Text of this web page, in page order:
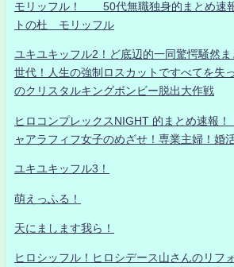
モリッフル！ 50代無職独身的まとめ速
トの杜 モリッフル
ユキユキッフル2！ど底辺的一同驚愕騒然
世代！人生の強制ロスカットですべてを失
のクリスタルキングボンビー脱出大作戦
ヒロコンプレックスNIGHT 的まとめ速報
ャアラフィフ女子のめざせ！専業主婦！婚
ユキユキッフル3！
萌えっふる！
天にまします我ら！
ヒロシッフル！ヒロシデース山さんのリフ